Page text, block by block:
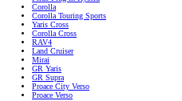
Corolla
Corolla Touring Sports
Yaris Cross
Corolla Cross
RAV4
Land Cruiser
Mirai
GR Yaris
GR Supra
Proace City Verso
Proace Verso